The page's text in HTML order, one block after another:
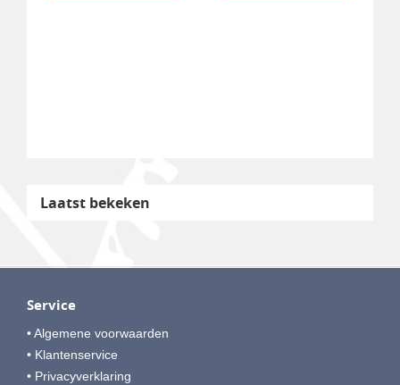
Laatst bekeken
Service
• Algemene voorwaarden
• Klantenservice
• Privacyverklaring